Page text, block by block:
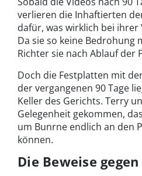
verlieren die Inhaftierten
dafür, was wirklich bei
Da sie so keine Bedrohung
Richter sie nach Ablauf der
Doch die Festplatten mit
der vergangenen 90 Tage
Keller des Gerichts. Terry
Gelegenheit gekommen,
um Bunrne endlich an den
können.
Die Beweise